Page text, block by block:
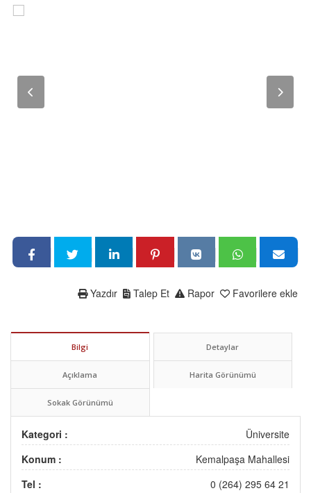
Favorilere ekle
Rapor
Talep Et
Yazdır
Bilgi Detaylar
Açıklama Harita Görünümü
Sokak Görünümü
Kategori :
Üniversite
Konum :
Kemalpaşa Mahallesi
Tel :
0 (264) 295 64 21